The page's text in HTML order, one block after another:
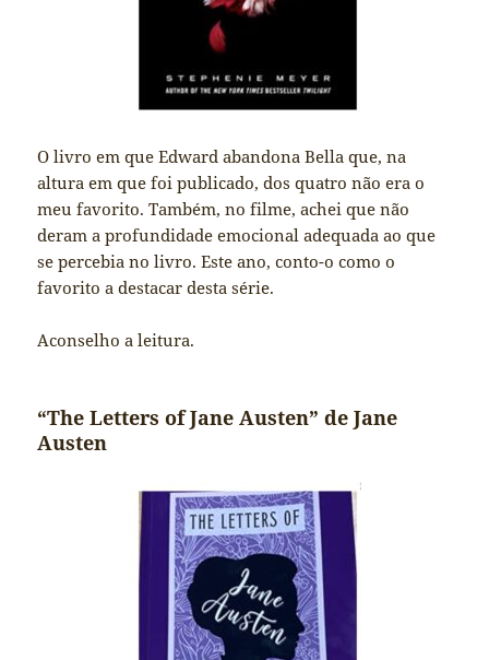
O livro em que Edward abandona Bella que, na
altura em que foi publicado, dos quatro não era o
meu favorito. Também, no filme, achei que não
deram a profundidade emocional adequada ao que
se percebia no livro. Este ano, conto-o como o
favorito a destacar desta série.
Aconselho a leitura.
“The Letters of Jane Austen” de Jane
Austen